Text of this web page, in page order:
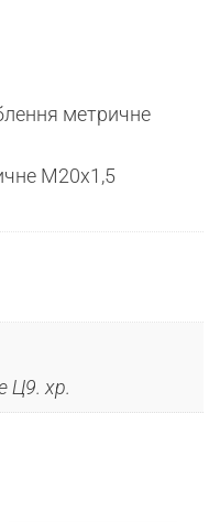
метричне
М20х1,5
Ц9. хр.